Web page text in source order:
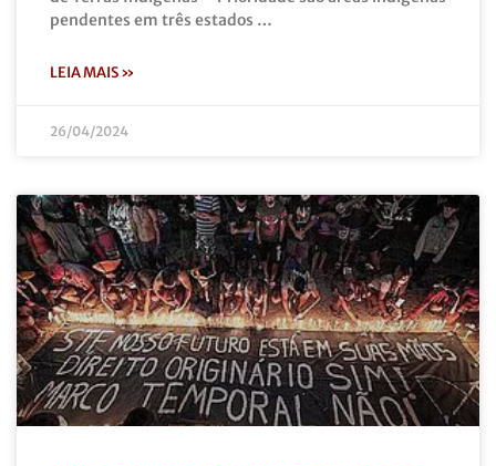
pendentes em três estados …
LEIA MAIS »
26/04/2024